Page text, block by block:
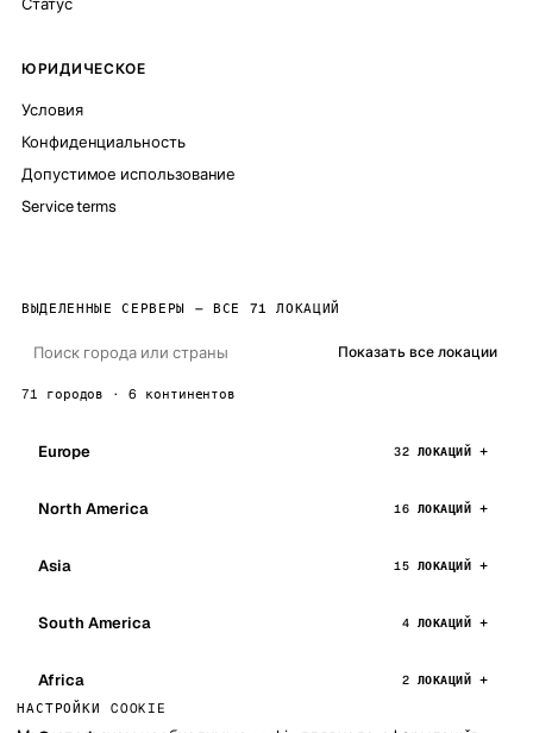
Статус
ЮРИДИЧЕСКОЕ
Условия
Конфиденциальность
Допустимое использование
Service terms
ВЫДЕЛЕННЫЕ СЕРВЕРЫ — ВСЕ 71 ЛОКАЦИЙ
Показать все локации
71 городов · 6 континентов
Europe 32 ЛОКАЦИЙ
North America 16 ЛОКАЦИЙ
Asia 15 ЛОКАЦИЙ
South America 4 ЛОКАЦИЙ
Africa 2 ЛОКАЦИЙ
НАСТРОЙКИ COOKIE